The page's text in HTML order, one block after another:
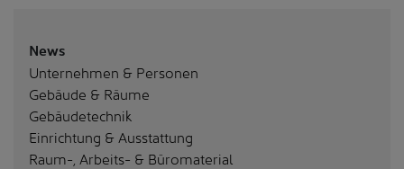
News
Unternehmen & Personen
Gebäude & Räume
Gebäudetechnik
Einrichtung & Ausstattung
Raum-, Arbeits- & Büromaterial